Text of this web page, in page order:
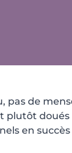
pas de
plutôt
en